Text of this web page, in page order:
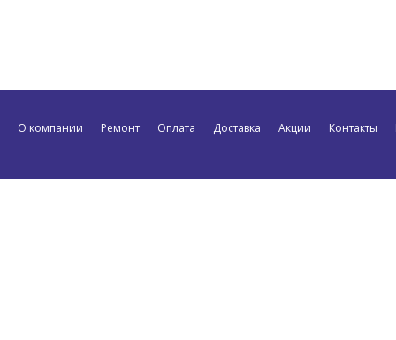
О компании Ремонт Оплата Доставка Акции Контакты